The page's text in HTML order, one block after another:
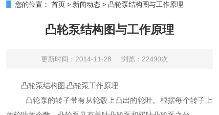
您的位置： 首页 > 新闻动态 > 凸轮泵结构图与工作原理
凸轮泵结构图与工作原理
更新时间：2014-11-28 浏览：22490次
凸轮泵结构图,凸轮泵工作原理
凸轮泵的转子带有从轮毂上凸出的轮叶。根据每个转子上